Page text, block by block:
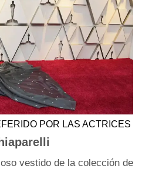
POR LAS ACTRICES
vestido de la colección de